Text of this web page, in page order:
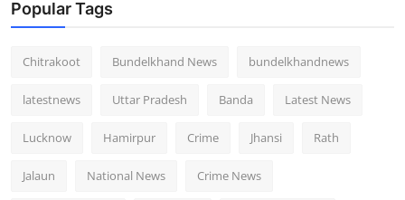
Popular Tags
Chitrakoot Bundelkhand News bundelkhandnews
latestnews Uttar Pradesh Banda Latest News
Lucknow Hamirpur Crime Jhansi Rath
Jalaun National News Crime News